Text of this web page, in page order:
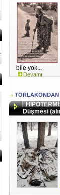
bile yok...
Devamı
TORLAKONDAN
Düşmesi